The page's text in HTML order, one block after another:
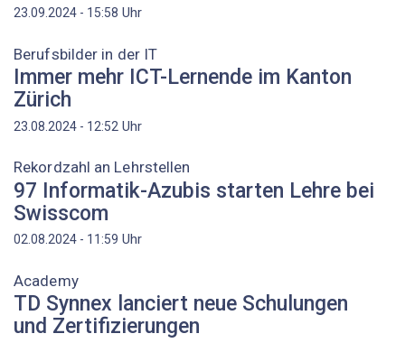
23.09.2024 - 15:58 Uhr
Berufsbilder in der IT
Immer mehr ICT-Lernende im Kanton
Zürich
23.08.2024 - 12:52 Uhr
Rekordzahl an Lehrstellen
97 Informatik-Azubis starten Lehre bei
Swisscom
02.08.2024 - 11:59 Uhr
Academy
TD Synnex lanciert neue Schulungen
und Zertifizierungen